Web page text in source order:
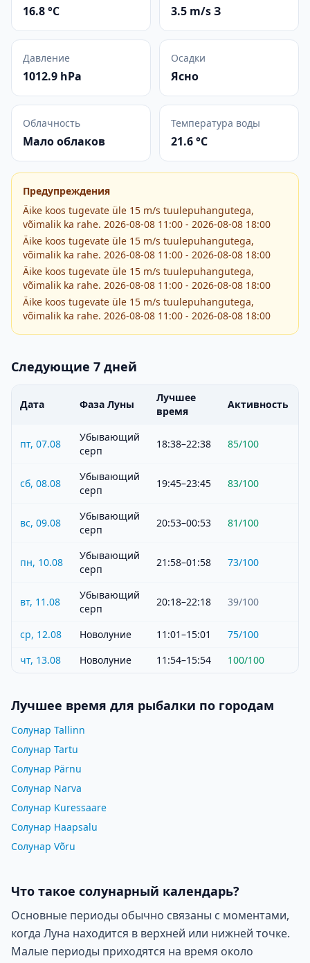
16.8 °C 3.5 m/s З
Давление
1012.9 hPa
Осадки
Ясно
Облачность
Мало облаков
Температура воды
21.6 °C
Предупреждения
Äike koos tugevate üle 15 m/s tuulepuhangutega,
võimalik ka rahe. 2026-08-08 11:00 - 2026-08-08 18:00
Äike koos tugevate üle 15 m/s tuulepuhangutega,
võimalik ka rahe. 2026-08-08 11:00 - 2026-08-08 18:00
Äike koos tugevate üle 15 m/s tuulepuhangutega,
võimalik ka rahe. 2026-08-08 11:00 - 2026-08-08 18:00
Äike koos tugevate üle 15 m/s tuulepuhangutega,
võimalik ka rahe. 2026-08-08 11:00 - 2026-08-08 18:00
Следующие 7 дней
Дата Фаза Луны
Лучшее
время
Активность
пт, 07.08
Убывающий
серп
18:38–22:38 85/100
сб, 08.08
Убывающий
серп
19:45–23:45 83/100
вс, 09.08
Убывающий
серп
20:53–00:53 81/100
пн, 10.08
Убывающий
серп
21:58–01:58 73/100
вт, 11.08
Убывающий
серп
20:18–22:18 39/100
ср, 12.08 Новолуние 11:01–15:01 75/100
чт, 13.08
Новолуние 11:54–15:54 100/100
Лучшее время для рыбалки по городам
Солунар Tallinn
Солунар Tartu
Солунар Pärnu
Солунар Narva
Солунар Kuressaare
Солунар Haapsalu
Солунар Võru
Что такое солунарный календарь?
Основные периоды обычно связаны с моментами,
когда Луна находится в верхней или нижней точке.
Малые периоды приходятся на время около